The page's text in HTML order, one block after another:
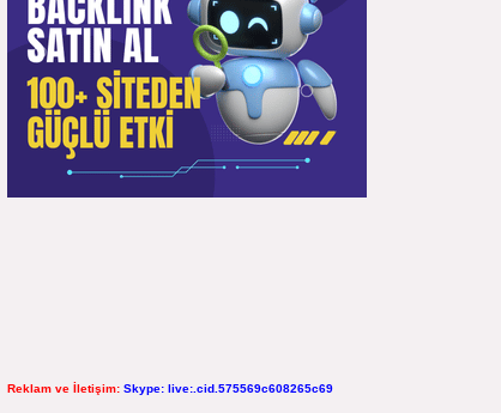
Reklam ve İletişim: Skype: live:.cid.575569c608265c69